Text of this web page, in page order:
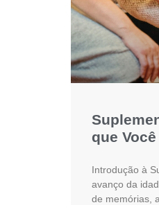
que
Introdução à
avanço da
de memórias,